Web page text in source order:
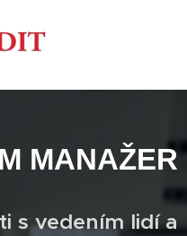
MANAŽER
s vedením lidí a